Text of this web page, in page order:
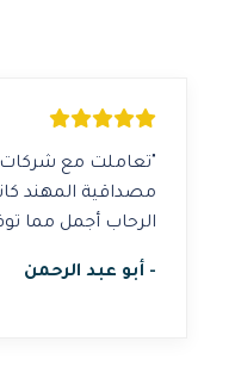
شركات كثيرة، لكن
كانت فارقة. شقتي في
مما توقعت."